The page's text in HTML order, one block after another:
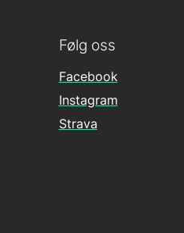
Følg oss
Facebook
Instagram
Strava